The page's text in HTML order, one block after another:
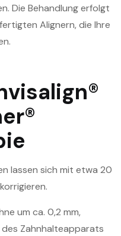
Die Behandlung erfolgt
Alignern, die Ihre
lassen sich mit etwa 20
um ca. 0,2 mm,
Zahnhalteapparats